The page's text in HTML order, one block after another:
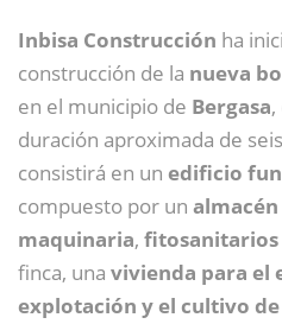
Inbisa Construcción ha
construcción de la nueva
en el municipio de Bergasa,
duración aproximada de
consistirá en un edificio
compuesto por un
maquinaria, fitosanitarios
finca, una vivienda para el
explotación y el cultivo